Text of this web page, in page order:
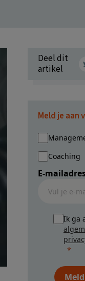
Deel dit
artikel
Meld je aan
Coaching
E-
Ik ga